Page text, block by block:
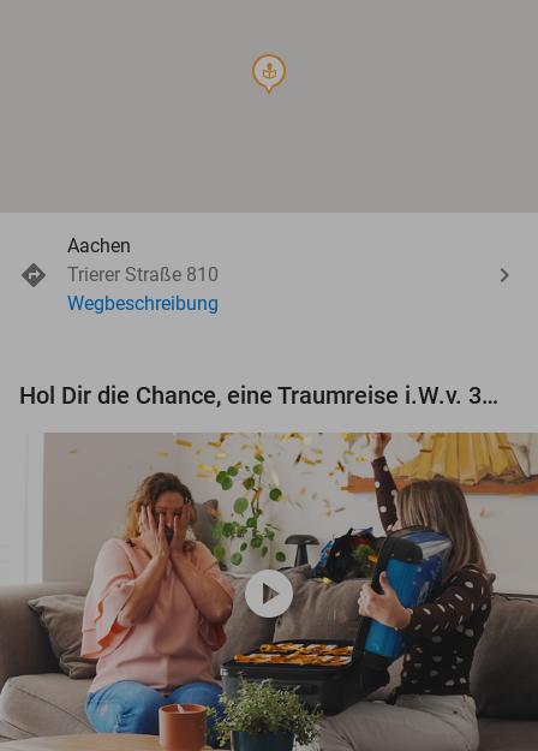
course
Aachen
Trierer Straße 810
Wegbeschreibung
Hol Dir die Chance, eine Traumreise i.W.v. 3.000 € zu gewinnen!
play_circle